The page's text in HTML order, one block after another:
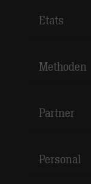
Etats
Methoden
Partner
Personal